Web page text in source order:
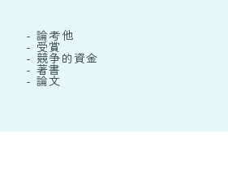
- 論考他
- 受賞
- 競争的資金
- 著書
- 論文